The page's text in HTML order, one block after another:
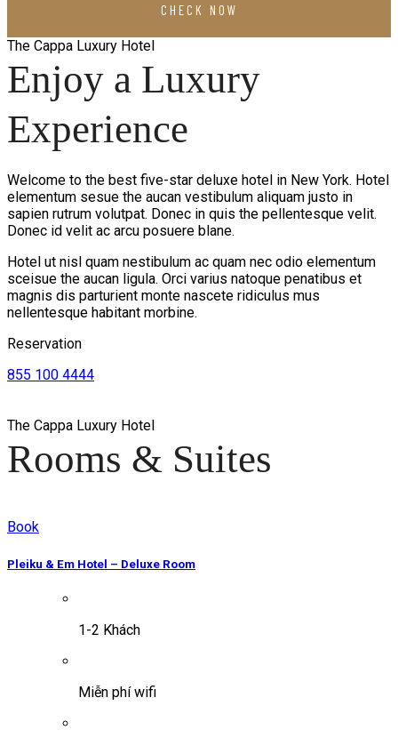
The Cappa Luxury Hotel
Enjoy a Luxury
Experience
Welcome to the best five-star deluxe hotel in New York. Hotel
elementum sesue the aucan vestibulum aliquam justo in
sapien rutrum volutpat. Donec in quis the pellentesque velit.
Donec id velit ac arcu posuere blane.
Hotel ut nisl quam nestibulum ac quam nec odio elementum
sceisue the aucan ligula. Orci varius natoque penatibus et
magnis dis parturient monte nascete ridiculus mus
nellentesque habitant morbine.
Reservation
855 100 4444
The Cappa Luxury Hotel
Rooms & Suites
Book
Pleiku & Em Hotel – Deluxe Room
1-2 Khách
Miễn phí wifi